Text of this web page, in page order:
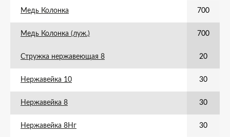
Медь Колонка 700
Медь Колонка (луж.) 700
Стружка нержавеющая 8 20
Нержавейка 10 30
Нержавейка 8 30
Нержавейка 8Нг 30